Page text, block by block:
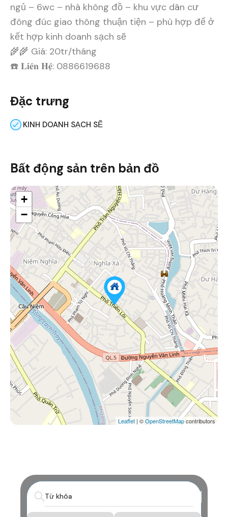
ngủ – 6wc – nhà không đồ – khu vực dân cư
đông đúc giao thông thuận tiện – phù hợp để ở
kết hợp kinh doanh sạch sẽ
🌾🌾 Giá: 20tr/tháng
☎️ 𝐋𝐢𝐞̂𝐧 𝐇𝐞̣̂: 0886619688
Đặc trưng
KINH DOANH SẠCH SẼ
Bất động sản trên bản đồ
+
−
Leaflet | ©OpenStreetMapcontributors